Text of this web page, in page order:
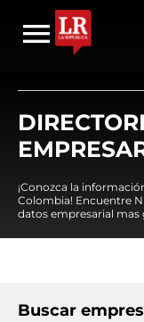
¡Conozca la
Colombia! Encuentre
datos empresarial mas
Buscar